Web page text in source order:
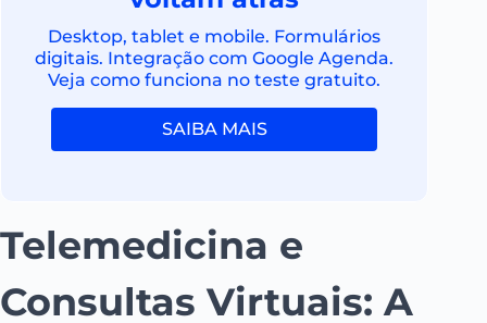
Desktop, tablet e mobile. Formulários
digitais. Integração com Google Agenda.
Veja como funciona no teste gratuito.
SAIBA MAIS
Telemedicina e
Consultas Virtuais: A